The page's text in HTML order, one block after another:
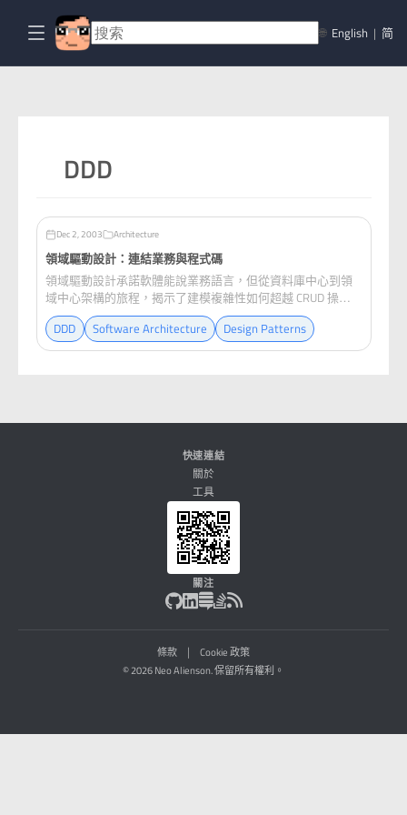
🌐 English | 简
DDD
Dec 2, 2003 Architecture
領域驅動設計：連結業務與程式碼
領域驅動設計承諾軟體能說業務語言，但從資料庫中心到領
域中心架構的旅程，揭示了建模複雜性如何超越 CRUD 操作
而演進。
DDD Software Architecture Design Patterns
快速連結
關於
工具
關注
條款 |
Cookie 政策
© 2026 Neo Alienson. 保留所有權利。